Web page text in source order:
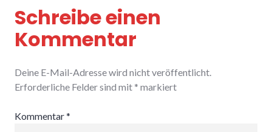
Schreibe einen
Kommentar
Deine E-Mail-Adresse wird nicht veröffentlicht.
Erforderliche Felder sind mit * markiert
Kommentar*